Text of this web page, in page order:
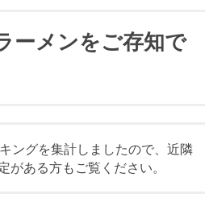
ーメンをご存知で
ングを集計しましたので、近隣
がある方もご覧ください。